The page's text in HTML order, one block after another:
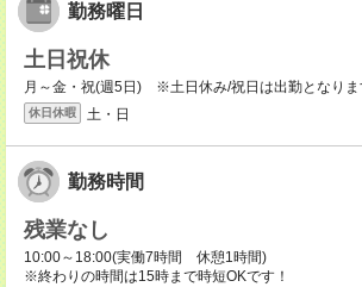
勤務曜日
土日祝休
月～金・祝(週5日) ※土日休み/祝日は出勤となり
休日休暇 土・日
勤務時間
残業なし
10:00～18:00(実働7時間 休憩1時間)
※終わりの時間は15時まで時短OKです！